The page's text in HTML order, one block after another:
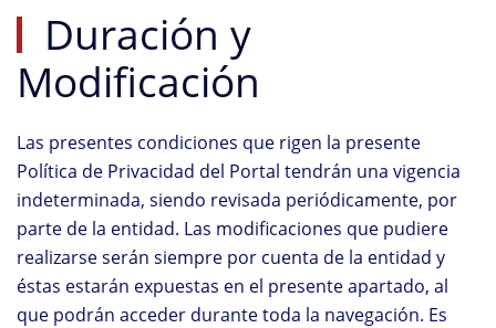
Duración y
Modificación
Las presentes condiciones que rigen la presente
Política de Privacidad del Portal tendrán una vigencia
indeterminada, siendo revisada periódicamente, por
parte de la entidad. Las modificaciones que pudiere
realizarse serán siempre por cuenta de la entidad y
éstas estarán expuestas en el presente apartado, al
que podrán acceder durante toda la navegación. Es